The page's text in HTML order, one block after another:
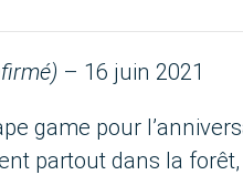
– 16 juin 2021
game pour
partout dans la